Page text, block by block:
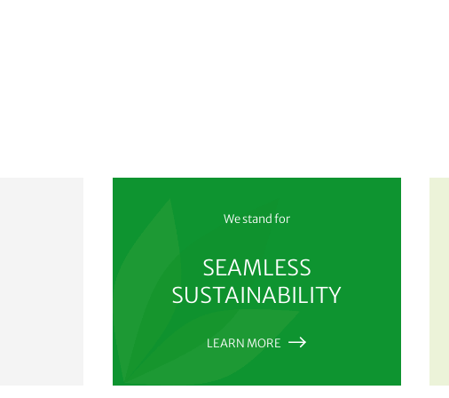
We stand for
SEAMLESS
SUSTAINABILITY
LEARN MORE